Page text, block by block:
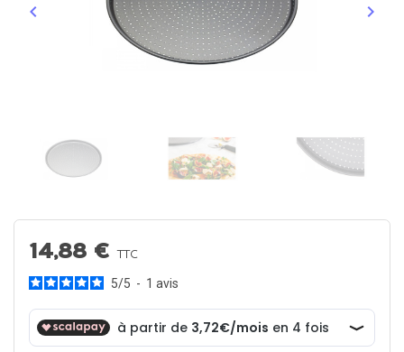
Précédent
keyboard_arrow_left keyboard_arrow_right
14,88 €TTC
5/5 - 1 avis